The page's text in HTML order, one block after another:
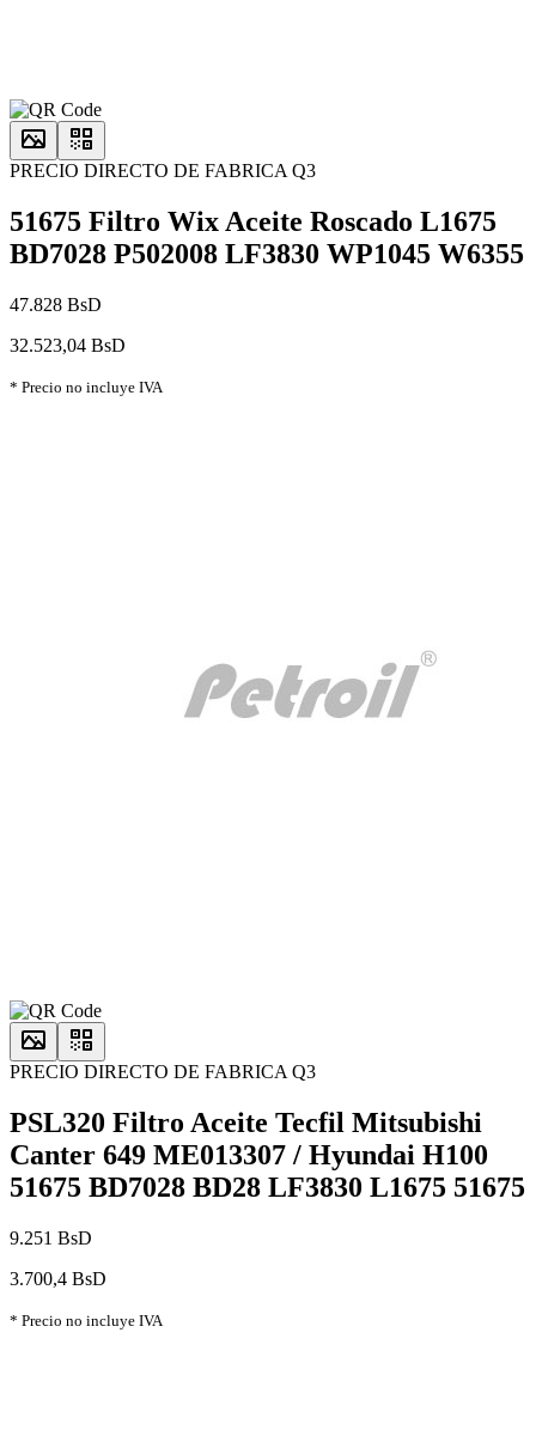
PRECIO DIRECTO DE FABRICA Q3
51675 Filtro Wix Aceite Roscado L1675
BD7028 P502008 LF3830 WP1045 W6355
47.828 BsD
32.523,04 BsD
* Precio no incluye IVA
PRECIO DIRECTO DE FABRICA Q3
PSL320 Filtro Aceite Tecfil Mitsubishi
Canter 649 ME013307 / Hyundai H100
51675 BD7028 BD28 LF3830 L1675 51675
9.251 BsD
3.700,4 BsD
* Precio no incluye IVA